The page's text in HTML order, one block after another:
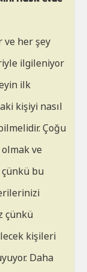
ve her şey
ilgileniyor
ilk
kişiyi nasıl
Çoğu
ve
bu
çünkü
kişileri
Daha